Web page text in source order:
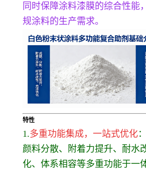
同时保障涂料漆膜的综合性能
规涂料的生产需求。
特性
1.多重功能集成，一站式优化
颜料分散、附着力提升、耐水
化、体系相容等多重功能于一